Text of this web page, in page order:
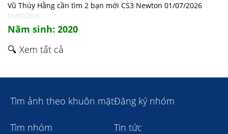
Vũ Thúy Hằng cần tìm 2 bạn mới CS3 Newton 01/07/2026
01/07/2026
Năm sinh: 2020
🔍 Xem tất cả
Tìm ảnh theo khuôn mặtĐăng ký nhóm
Tìm nhóm Tin tức